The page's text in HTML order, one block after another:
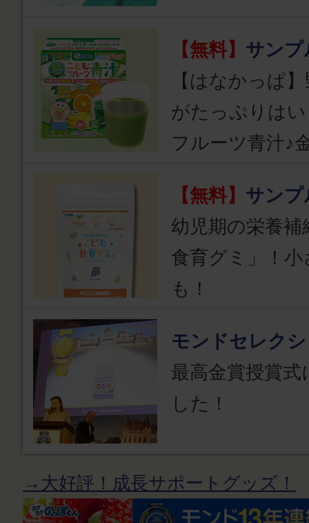
【無料】 サンプ
【はなかっぱ
がたっぷりは
フルーツ青汁♪
【無料】 サンプ
幼児期の栄養
食育グミ」！
も！
モンドセレク
最高金賞授賞
した！
→大好評！成長サポートグッズ！